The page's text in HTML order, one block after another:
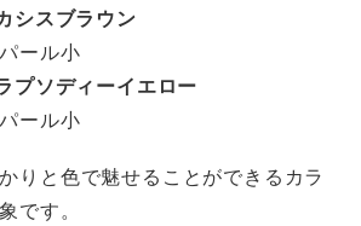
シスブラウン
ール小
プソディーイエロー
ール小
りと色で魅せることができるカラ
です。